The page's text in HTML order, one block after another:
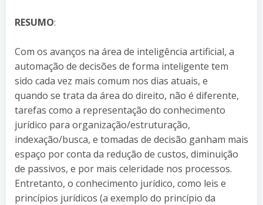
RESUMO:
Com os avanços na área de inteligência artificial, a
automação de decisões de forma inteligente tem
sido cada vez mais comum nos dias atuais, e
quando se trata da área do direito, não é diferente,
tarefas como a representação do conhecimento
jurídico para organização/estruturação,
indexação/busca, e tomadas de decisão ganham mais
espaço por conta da redução de custos, diminuição
de passivos, e por mais celeridade nos processos.
Entretanto, o conhecimento jurídico, como leis e
princípios jurídicos (a exemplo do princípio da